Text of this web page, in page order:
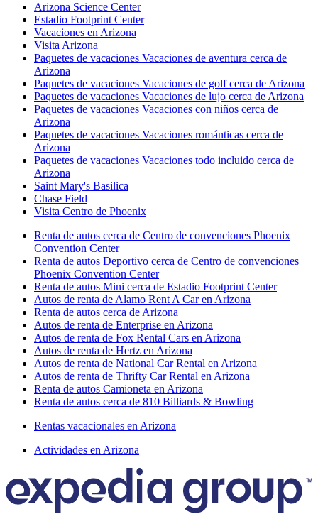
Arizona Science Center
Estadio Footprint Center
Vacaciones en Arizona
Visita Arizona
Paquetes de vacaciones Vacaciones de aventura cerca de
Arizona
Paquetes de vacaciones Vacaciones de golf cerca de Arizona
Paquetes de vacaciones Vacaciones de lujo cerca de Arizona
Paquetes de vacaciones Vacaciones con niños cerca de
Arizona
Paquetes de vacaciones Vacaciones románticas cerca de
Arizona
Paquetes de vacaciones Vacaciones todo incluido cerca de
Arizona
Saint Mary's Basilica
Chase Field
Visita Centro de Phoenix
Renta de autos cerca de Centro de convenciones Phoenix
Convention Center
Renta de autos Deportivo cerca de Centro de convenciones
Phoenix Convention Center
Renta de autos Mini cerca de Estadio Footprint Center
Autos de renta de Alamo Rent A Car en Arizona
Renta de autos cerca de Arizona
Autos de renta de Enterprise en Arizona
Autos de renta de Fox Rental Cars en Arizona
Autos de renta de Hertz en Arizona
Autos de renta de National Car Rental en Arizona
Autos de renta de Thrifty Car Rental en Arizona
Renta de autos Camioneta en Arizona
Renta de autos cerca de 810 Billiards & Bowling
Rentas vacacionales en Arizona
Actividades en Arizona